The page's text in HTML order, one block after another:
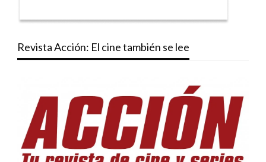
Revista Acción: El cine también se lee